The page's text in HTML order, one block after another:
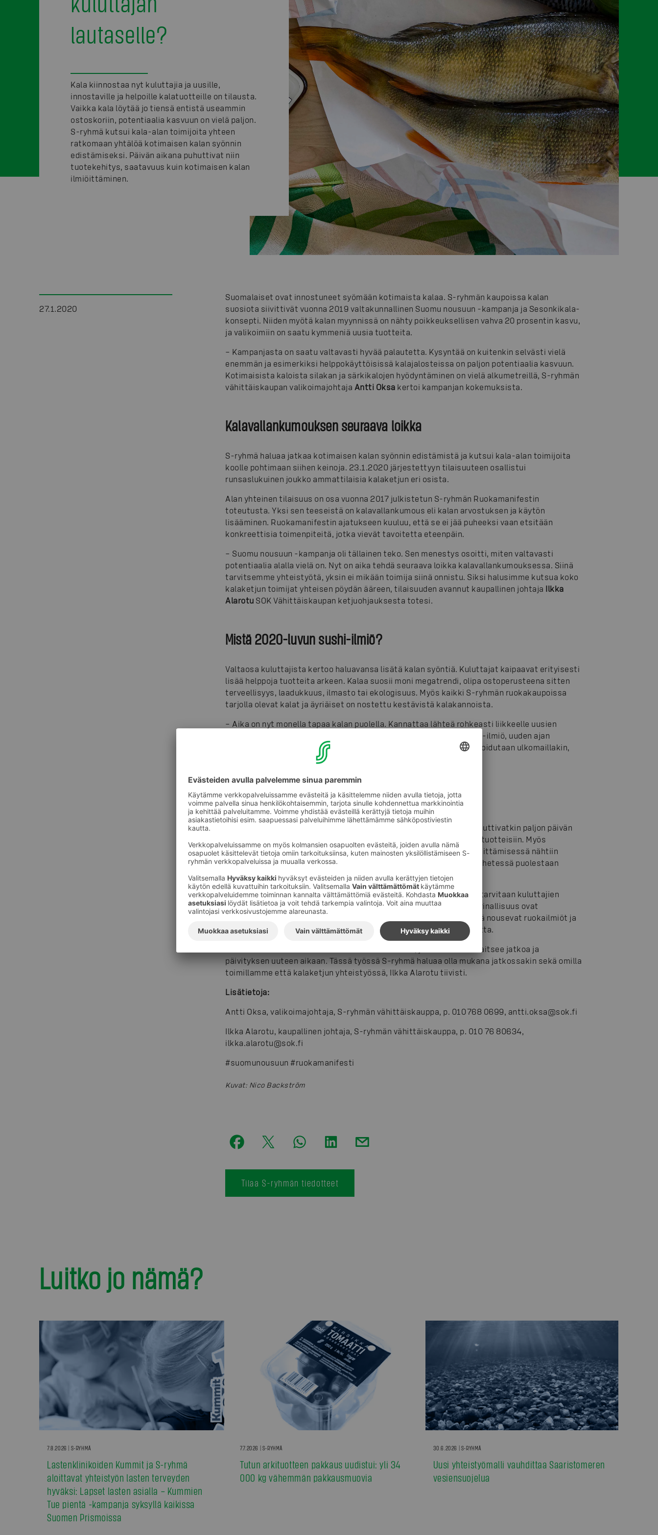
lautaselle?
Kala kiinnostaa nyt kuluttajia ja uusille,
innostaville ja helpoille kalatuotteille on tilausta.
Vaikka kala löytää jo tiensä entistä useammin
ostoskoriin, potentiaalia kasvuun on vielä paljon.
S-ryhmä kutsui kala-alan toimijoita yhteen
ratkomaan yhtälöä kotimaisen kalan syönnin
edistämiseksi. Päivän aikana puhuttivat niin
tuotekehitys, saatavuus kuin kotimaisen kalan
ilmiöittäminen.
27.1.2020
Suomalaiset ovat innostuneet syömään kotimaista kalaa. S-ryhmän kaupoissa kalan
suosiota siivittivät vuonna 2019 valtakunnallinen Suomu nousuun -kampanja ja Sesonkikala-
konsepti. Niiden myötä kalan myynnissä on nähty poikkeuksellisen vahva 20 prosentin kasvu,
ja valikoimiin on saatu kymmeniä uusia tuotteita.
– Kampanjasta on saatu valtavasti hyvää palautetta. Kysyntää on kuitenkin selvästi vielä
enemmän ja esimerkiksi helppokäyttöisissä kalajalosteissa on paljon potentiaalia kasvuun.
Kotimaisista kaloista silakan ja särkikalojen hyödyntäminen on vielä alkumetreillä, S-ryhmän
vähittäiskaupan valikoimajohtaja Antti Oksa kertoi kampanjan kokemuksista.
Kalavallankumouksen seuraava loikka
S-ryhmä haluaa jatkaa kotimaisen kalan syönnin edistämistä ja kutsui kala-alan toimijoita
koolle pohtimaan siihen keinoja. 23.1.2020 järjestettyyn tilaisuuteen osallistui
runsaslukuinen joukko ammattilaisia kalaketjun eri osista.
Alan yhteinen tilaisuus on osa vuonna 2017 julkistetun S-ryhmän Ruokamanifestin
toteutusta. Yksi sen teeseistä on kalavallankumous eli kalan arvostuksen ja käytön
lisääminen. Ruokamanifestin ajatukseen kuuluu, että se ei jää puheeksi vaan etsitään
konkreettisia toimenpiteitä, jotka vievät tavoitetta eteenpäin.
– Suomu nousuun -kampanja oli tällainen teko. Sen menestys osoitti, miten valtavasti
potentiaalia alalla vielä on. Nyt on aika tehdä seuraava loikka kalavallankumouksessa. Siinä
tarvitsemme yhteistyötä, yksin ei mikään toimija siinä onnistu. Siksi halusimme kutsua koko
kalaketjun toimijat yhteisen pöydän ääreen, tilaisuuden avannut kaupallinen johtaja Ilkka
Alarotu SOK Vähittäiskaupan ketjuohjauksesta totesi.
Mistä 2020-luvun sushi-ilmiö?
Valtaosa kuluttajista kertoo haluavansa lisätä kalan syöntiä. Kuluttajat kaipaavat erityisesti
lisää helppoja tuotteita arkeen. Kalaa suosii moni megatrendi, olipa ostoperusteena sitten
terveellisyys, laadukkuus, ilmasto tai ekologisuus. Myös kaikki S-ryhmän ruokakaupoissa
tarjolla olevat kalat ja äyriäiset on nostettu kestävistä kalakannoista.
– Aika on nyt monella tapaa kalan puolella. Kannattaa lähteä rohkeasti liikkeelle uusien
ideoiden kanssa. Mistä löytyvät esimerkiksi kotimaisen kalan sushi-ilmiö, uuden ajan
näppärät arkiset kalaruoat tai toisaalta luksustuotteet, joilla profiloidutaan ulkomaillakin,
Kotimaisen kalan tarina jatkuu
Tuote- ja pakkauskehitys sekä kalan jalostusarvon nostaminen puhuttivatkin paljon päivän
aikana. Niissä kalalla on kirittävää verrattuna liha- ja kasviproteiinituotteisiin. Myös
kalaketjun toiminnan tehostamisessa ja kalan käsittelytapojen kehittämisessä nähtiin
mahdollisuuksia. Kalan saatavuus erityisesti kalastajien määrän vähetessä puolestaan
herätti huolta.
Kolmantena teemana nousivat esiin viestintä ja markkinointi, joita tarvitaan kuluttajien
ruokatottumusten muutoksessa. Ammattitaitoinen brändäys ja tarinallisuus ovat
nykypäivänä avainasemassa monen menestystarinan takana. Niistä nousevat ruokailmiöt ja
toisaalta ilman niitä hyväkin tuote voi jäädä kuluttajilta huomaamatta.
– Kotimainen kala eri muodoissaan on hieno tuote, jonka tarina ansaitsee jatkoa ja
päivityksen uuteen aikaan. Tässä työssä S-ryhmä haluaa olla mukana jatkossakin sekä omilla
toimillamme että kalaketjun yhteistyössä, Ilkka Alarotu tiivisti.
Lisätietoja:
Antti Oksa, valikoimajohtaja, S-ryhmän vähittäiskauppa, p. 010 768 0699, antti.oksa@sok.fi
Ilkka Alarotu, kaupallinen johtaja, S-ryhmän vähittäiskauppa, p. 010 76 80634,
ilkka.alarotu@sok.fi
#suomunousuun #ruokamanifesti
Kuvat: Nico Backström
Tilaa S-ryhmän tiedotteet
Luitko jo nämä?
7.8.2026 | S-RYHMÄ
Lastenklinikoiden Kummit ja S-ryhmä
aloittavat yhteistyön lasten terveyden
hyväksi: Lapset lasten asialla – Kummien
Tue pientä -kampanja syksyllä kaikissa
Suomen Prismoissa
7.7.2026 | S-RYHMÄ
Tutun arkituotteen pakkaus uudistui: yli 34
000 kg vähemmän pakkausmuovia
30.6.2026 | S-RYHMÄ
Uusi yhteistyömalli vauhdittaa Saaristomeren
vesiensuojelua